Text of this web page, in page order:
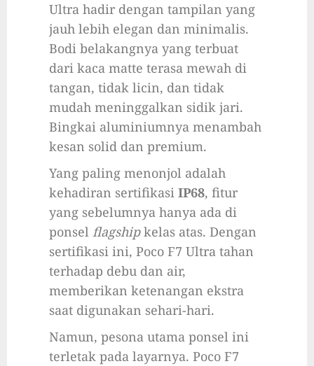
Ultra hadir dengan tampilan yang
jauh lebih elegan dan minimalis.
Bodi belakangnya yang terbuat
dari kaca matte terasa mewah di
tangan, tidak licin, dan tidak
mudah meninggalkan sidik jari.
Bingkai aluminiumnya menambah
kesan solid dan premium.
Yang paling menonjol adalah
kehadiran sertifikasi IP68, fitur
yang sebelumnya hanya ada di
ponsel flagshipkelas atas. Dengan
sertifikasi ini, Poco F7 Ultra tahan
terhadap debu dan air,
memberikan ketenangan ekstra
saat digunakan sehari-hari.
Namun, pesona utama ponsel ini
terletak pada layarnya. Poco F7